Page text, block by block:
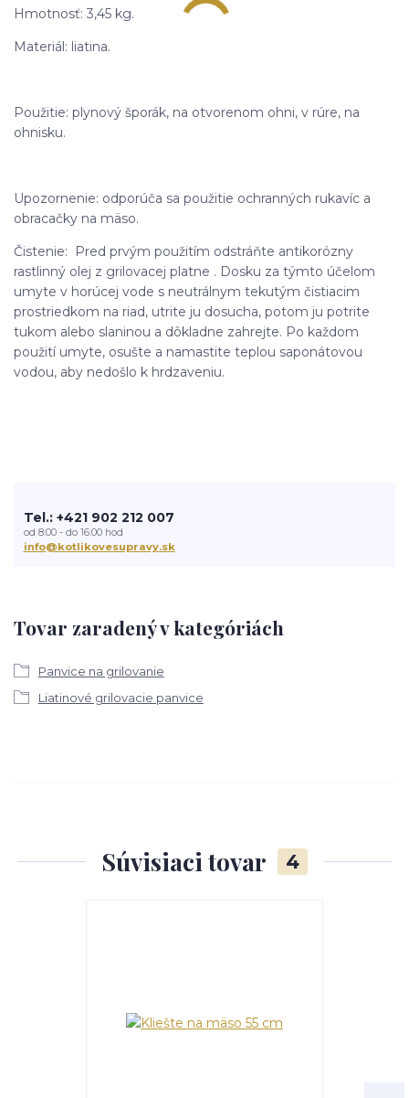
Hmotnosť: 3,45 kg.
Materiál: liatina.
Použitie: plynový šporák, na otvorenom ohni, v rúre, na
ohnisku.
Upozornenie: odporúča sa použitie ochranných rukavíc a
obracačky na mäso.
Čistenie: Pred prvým použitím odstráňte antikorózny
rastlinný olej z grilovacej platne . Dosku za týmto účelom
umyte v horúcej vode s neutrálnym tekutým čistiacim
prostriedkom na riad, utrite ju dosucha, potom ju potrite
tukom alebo slaninou a dôkladne zahrejte. Po každom
použití umyte, osušte a namastite teplou saponátovou
vodou, aby nedošlo k hrdzaveniu.
Tovar zaradený v kategóriách
Panvice na grilovanie
Liatinové grilovacie panvice
Tel.: +421 902 212 007
od 8:00 - do 16:00 hod
info@kotlikovesupravy.sk
Súvisiaci tovar 4